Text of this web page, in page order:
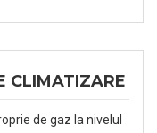
CLIMATIZARE
de gaz la nivelul